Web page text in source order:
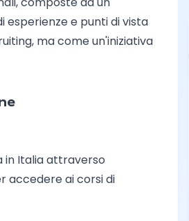
esperienze e punti di vista
ma come un'iniziativa
in Italia attraverso
accedere ai corsi di